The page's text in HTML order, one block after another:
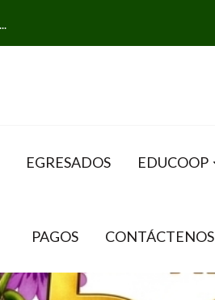
EGRESADOS EDUCOOP
PAGOS CONTÁCTENOS